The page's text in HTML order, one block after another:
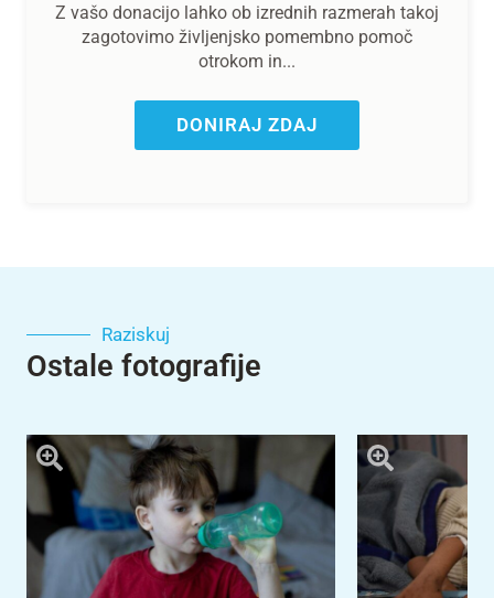
Z vašo donacijo lahko ob izrednih razmerah takoj
zagotovimo življenjsko pomembno pomoč
otrokom in...
DONIRAJ ZDAJ
Raziskuj
Ostale fotografije